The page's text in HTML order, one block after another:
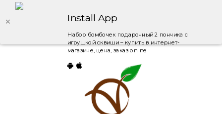
Install App
Набор бомбочек подарочный 2 пончика с
игрушкой сквиши – купить в интернет-
магазине, цена, заказ online